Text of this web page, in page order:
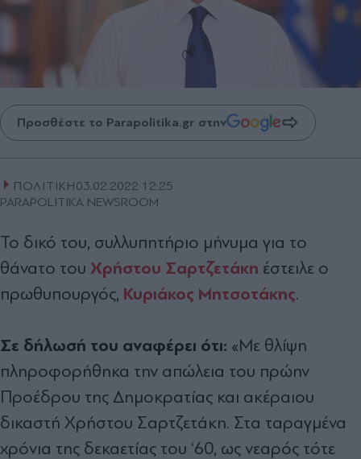
Προσθέστε το Parapolitika.gr στην
ΠΟΛΙΤΙΚΗ03.02.2022 12:25
PARAPOLITIKA NEWSROOM
To δικό του, συλλυπητήριο μήνυμα για το
θάνατο του Χρήστου Σαρτζετάκη έστειλε ο
πρωθυπουργός, Κυριάκος Μητσοτάκης.
Σε δήλωσή του αναφέρει ότι: «Με θλίψη
πληροφορήθηκα την απώλεια του πρώην
Προέδρου της Δημοκρατίας και ακέραιου
δικαστή Χρήστου Σαρτζετάκη. Στα ταραγμένα
χρόνια της δεκαετίας του ‘60, ως νεαρός τότε